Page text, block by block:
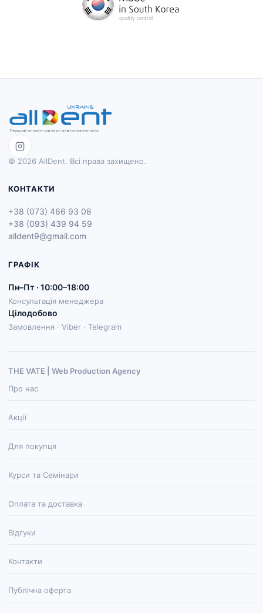
© 2026 AllDent. Всі права захищено.
КОНТАКТИ
+38 (073) 466 93 08
+38 (093) 439 94 59
alldent9@gmail.com
ГРАФІК
Пн–Пт · 10:00–18:00
Консультація менеджера
Цілодобово
Замовлення · Viber · Telegram
THE VATE | Web Production Agenсy
Про нас
Акції
Для покупця
Курси та Семінари
Оплата та доставка
Відгуки
Контакти
Публічна оферта